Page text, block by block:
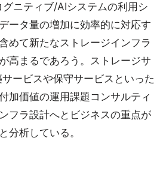
ニティブ/AIシステムの利用シ
ータ量の増加に効率的に対応す
めて新たなストレージインフラ
高まるであろう。ストレージサ
ービスや保守サービスといった
加価値の運用課題コンサルティ
フラ設計へとビジネスの重点が
分析している。